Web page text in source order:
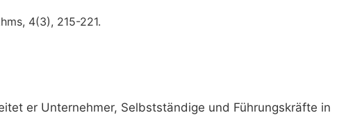
4(3), 215-221.
er Unternehmer, Selbstständige und Führungskräfte in